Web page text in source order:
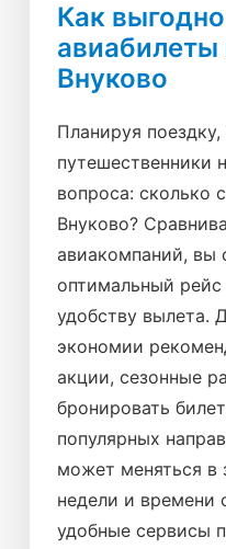
Как
авиабилеты
Внуково
Планируя
путешественники
вопроса: сколько
Внуково?
авиакомпаний, вы
оптимальный рейс
удобству вылета.
экономии
акции, сезонные
бронировать
популярных
может меняться в
недели и времени
удобные сервисы